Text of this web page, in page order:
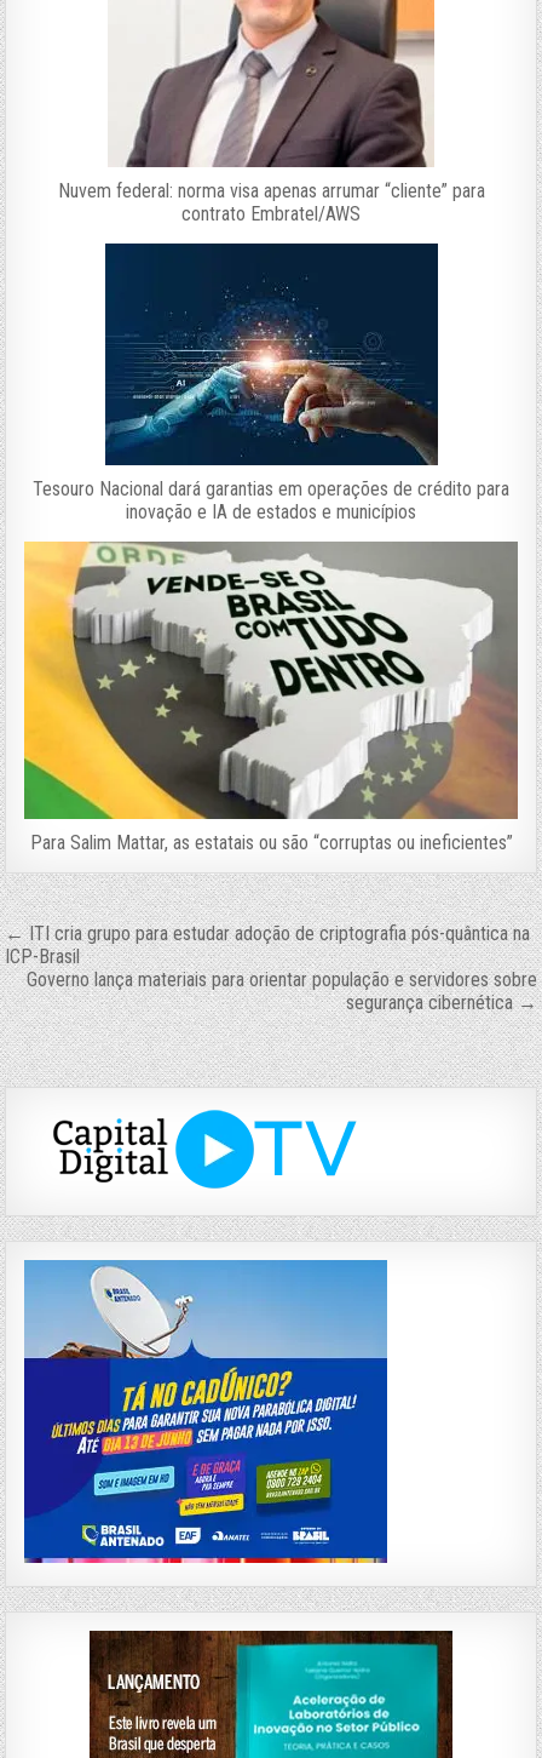
Nuvem federal: norma visa apenas arrumar “cliente” para
contrato Embratel/AWS
Tesouro Nacional dará garantias em operações de crédito para
inovação e IA de estados e municípios
Para Salim Mattar, as estatais ou são “corruptas ou ineficientes”
Navegação
de
Post
← ITI cria grupo para estudar adoção de criptografia pós-quântica na
ICP-Brasil
Governo lança materiais para orientar população e servidores sobre
segurança cibernética →